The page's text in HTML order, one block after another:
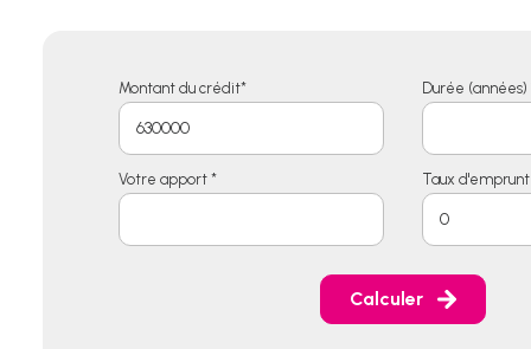
Montant du crédit* Durée (années)
Votre apport * Taux d'emprunt
Calculer